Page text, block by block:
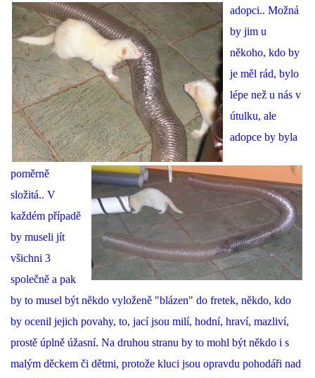
adopci.. Možná
by jim u
někoho, kdo by
je měl rád, bylo
lépe než u nás v
útulku, ale
adopce by byla
poměrně
složitá.. V
každém případě
by museli jít
všichni 3
společně a pak
by to musel být někdo vyloženě "blázen" do fretek, někdo, kdo
by ocenil jejich povahy, to, jací jsou milí, hodní, hraví, mazliví,
prostě úplně úžasní. Na druhou stranu by to mohl být někdo i s
malým děckem či dětmi, protože kluci jsou opravdu pohodáři nad